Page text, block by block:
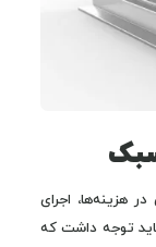
هزینه‌ها، اجرای
توجه داشت که